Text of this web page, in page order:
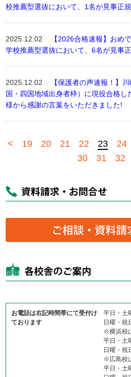
校推薦型選抜において、1名が見事正規
2025.12.02
【2026合格速報】おめ
学校推薦型選抜において、6名が見事正
2025.12.02
【保護者の声速報！】
国・四国地域出身者枠）に現役合格
様から感謝の言葉をいただきました!
< 19 20 21 22 23 24
30
31 32
お電話は右記時間帯にて受付け
ております
平日・土
日曜・祝
※横浜校
平日・土
日曜・祝
※広島校
平日・土